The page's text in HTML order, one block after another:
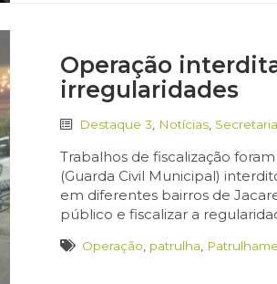
Operação
irregularidades
Destaque 3 Notícias
Trabalhos de fiscalização
(Guarda Civil Municipal)
em diferentes bairros de
público e fiscalizar a
Operação patrulha